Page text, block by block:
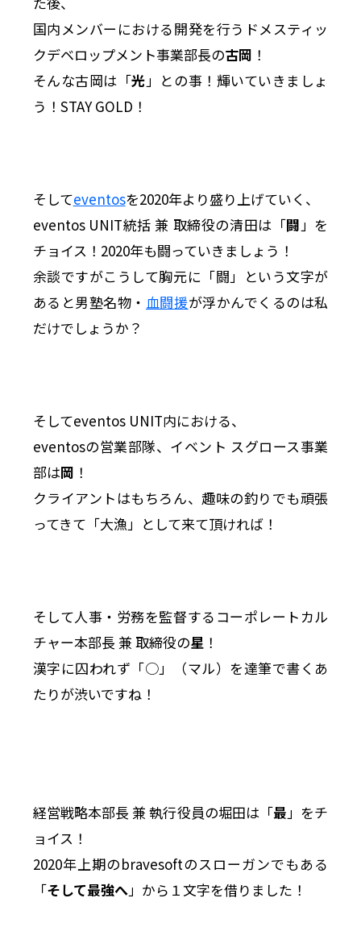
国内メンバーにおける開発を行うドメスティッ
クデベロップメント事業部長の古岡 ！
そんな古岡は「光」との事！輝いていきましょ
う！STAY GOLD！
そしてeventosを2020年より盛り上げていく、
eventos UNIT統括 兼 取締役の清田は「闘」を
チョイス！2020年も闘っていきましょう！
余談ですがこうして胸元に「闘」という文字が
あると男塾名物・ 血闘援が浮かんでくるのは私
だけでしょうか？
そしてeventos UNIT内における、
eventosの営業部隊、イベント スグロース事業
部は岡 ！
クライアントはもちろん、趣味の釣りでも頑張
ってきて「大漁」として来て頂ければ！
そして人事・労務を監督するコーポレートカル
チャー本部長 兼 取締役の星！
漢字に囚われず「○」（マル）を達筆で書くあ
たりが渋いですね！
経営戦略本部長 兼 執行役員の堀田は「最」をチ
ョイス！
2020年上期のbravesoftのスローガンでもある
「そして最強へ」から１文字を借りました！